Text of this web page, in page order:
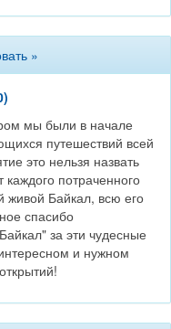
»
мы были в начале
путешествий всей
это нельзя назвать
потраченного
живой Байкал, всю его
спасибо
за эти чудесные
и нужном